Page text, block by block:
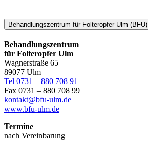
Behandlungszentrum für Folteropfer Ulm (BFU)
Behandlungszentrum
für Folteropfer Ulm
Wagnerstraße 65
89077 Ulm
Tel 0731 – 880 708 91
Fax 0731 – 880 708 99
kontakt@bfu-ulm.de
www.bfu-ulm.de
Termine
nach Vereinbarung